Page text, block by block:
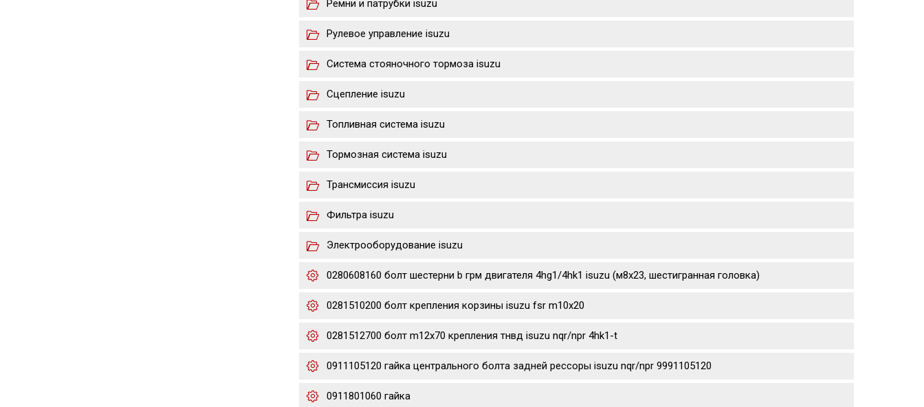
Ремни и патрубки isuzu
Рулевое управление isuzu
Система стояночного тормоза isuzu
Сцепление isuzu
Топливная система isuzu
Тормозная система isuzu
Трансмиссия isuzu
Фильтра isuzu
Электрооборудование isuzu
0280608160 болт шестерни b грм двигателя 4hg1/4hk1 isuzu (м8х23, шестигранная головка)
0281510200 болт крепления корзины isuzu fsr m10x20
0281512700 болт m12x70 крепления тнвд isuzu nqr/npr 4hk1-t
0911105120 гайка центрального болта задней рессоры isuzu nqr/npr 9991105120
0911801060 гайка